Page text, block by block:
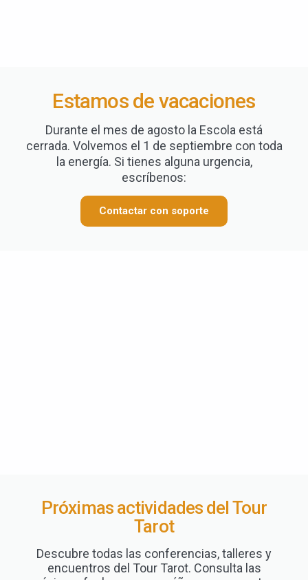
Estamos de vacaciones
Durante el mes de agosto la Escola está
cerrada. Volvemos el 1 de septiembre con toda
la energía. Si tienes alguna urgencia,
escríbenos:
Contactar con soporte
Próximas actividades del Tour
Tarot
Descubre todas las conferencias, talleres y
encuentros del Tour Tarot. Consulta las